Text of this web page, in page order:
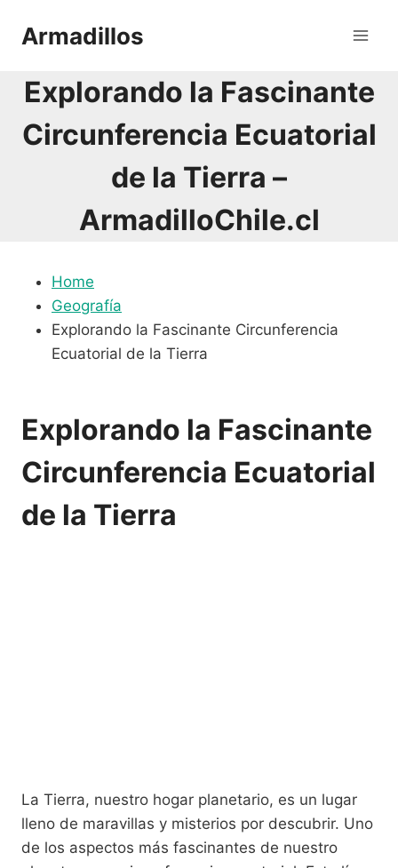
Armadillos
Explorando la Fascinante
Circunferencia Ecuatorial
de la Tierra –
ArmadilloChile.cl
Home
Geografía
Explorando la Fascinante Circunferencia
Ecuatorial de la Tierra
Explorando la Fascinante
Circunferencia Ecuatorial
de la Tierra
La Tierra, nuestro hogar planetario, es un lugar
lleno de maravillas y misterios por descubrir. Uno
de los aspectos más fascinantes de nuestro